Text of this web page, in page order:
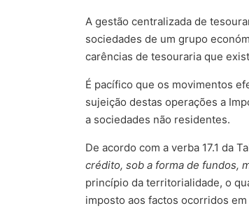
A gestão centralizada de
sociedades de um grupo
carências de tesouraria que
É pacífico que os movimentos
sujeição destas operações a
a sociedades não residentes.
De acordo com a verba 17.1 da
crédito, sob a forma de fundos,
princípio da territorialidade, o
imposto aos factos ocorridos